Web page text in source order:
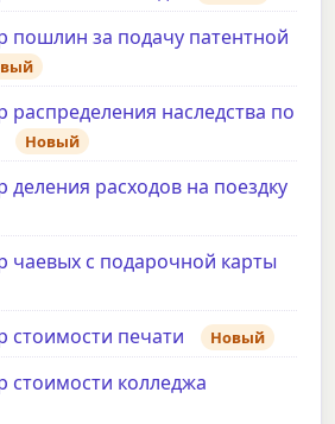
пошлин за подачу патентной
распределения наследства по
Новый
деления расходов на поездку
чаевых с подарочной карты
стоимости печати Новый
стоимости колледжа